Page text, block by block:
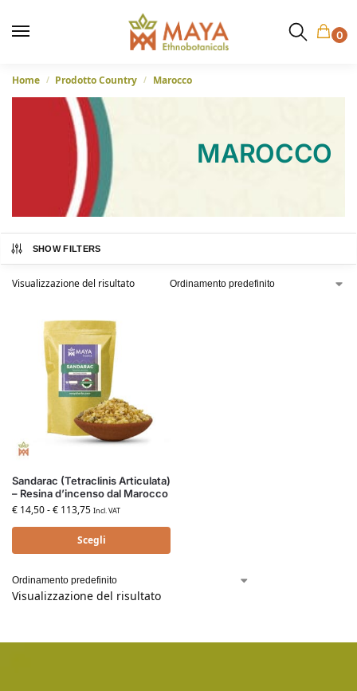
0
Home / Prodotto Country / Marocco
MAROCCO
SHOW FILTERS
Visualizzazione del risultato
Sandarac (Tetraclinis Articulata)
– Resina d’incenso dal Marocco
€ 14,50-€ 113,75 Incl. VAT
Scegli
Visualizzazione del risultato